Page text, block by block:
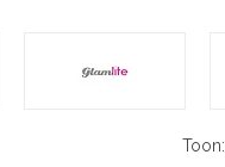
Toon: